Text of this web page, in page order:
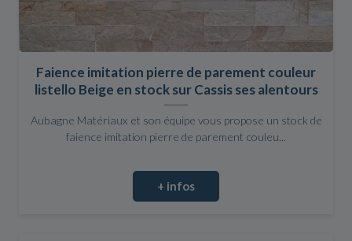
Faience imitation pierre de parement couleur
listello Beige en stock sur Cassis ses alentours
Aubagne Matériaux et son équipe vous propose un stock de
faience imitation pierre de parement couleu...
+ infos